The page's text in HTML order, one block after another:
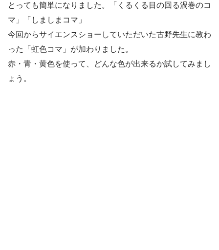
とっても簡単になりました。「くるくる目の回る渦巻のコ
マ」「しましまコマ」
今回からサイエンスショーしていただいた古野先生に教わ
った「虹色コマ」が加わりました。
赤・青・黄色を使って、どんな色が出来るか試してみまし
ょう。